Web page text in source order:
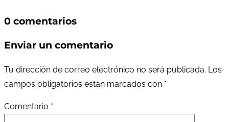
0 comentarios
Enviar un comentario
Tu dirección de correo electrónico no será publicada. Los
campos obligatorios están marcados con *
Comentario *